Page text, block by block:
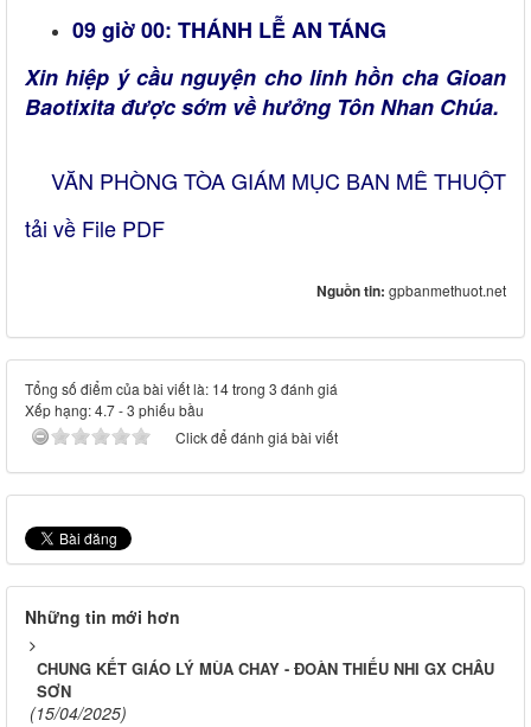
09 giờ 00: THÁNH LỄ AN TÁNG
Xin hiệp ý cầu nguyện cho linh hồn cha Gioan
Baotixita được sớm về hưởng Tôn Nhan Chúa.
VĂN PHÒNG TÒA GIÁM MỤC BAN MÊ THUỘT
tải về File PDF
Nguồn tin: gpbanmethuot.net
Tổng số điểm của bài viết là: 14 trong 3 đánh giá
Xếp hạng:4.7-3 phiếu bầu
Click để đánh giá bài viết
Những tin mới hơn
​​​​​​​CHUNG KẾT GIÁO LÝ MÙA CHAY - ĐOÀN THIẾU NHI GX CHÂU
SƠN
(15/04/2025)